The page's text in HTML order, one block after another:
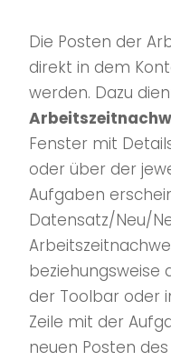
Die Posten der
direkt in dem
werden. Dazu
Fenster mit
oder über der
Aufgaben
Datensatz/Neu/
beziehungsweise
der Toolbar oder
Zeile mit der
neuen Posten